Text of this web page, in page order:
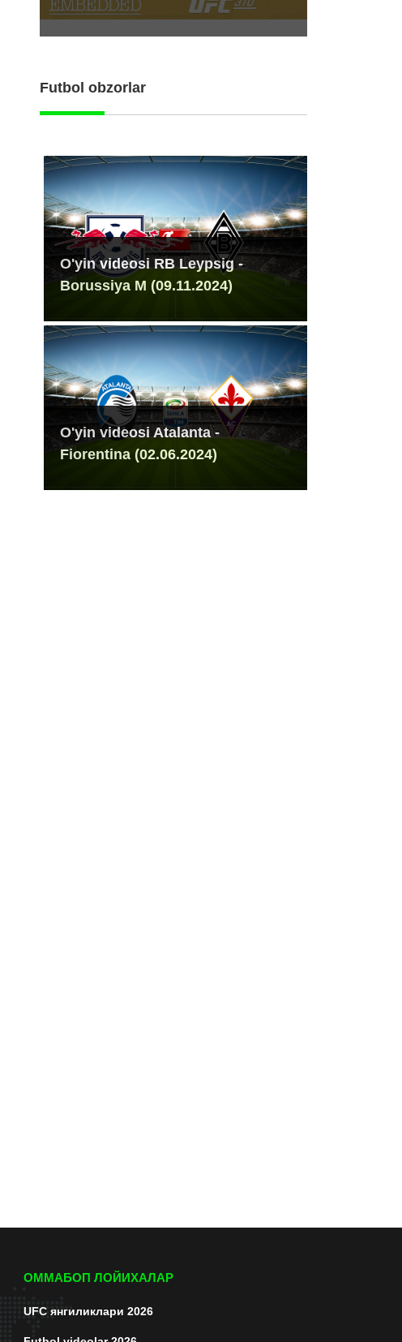
Futbol obzorlar
O'yin videosi RB Leypsig -
Borussiya M (09.11.2024)
O'yin videosi Atalanta -
Fiorentina (02.06.2024)
ОММАБОП ЛОЙИХАЛАР
UFC янгиликлари 2026